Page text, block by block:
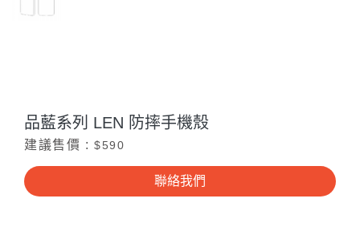
品藍系列 LEN 防摔手機殼
建議售價 :$590
聯絡我們